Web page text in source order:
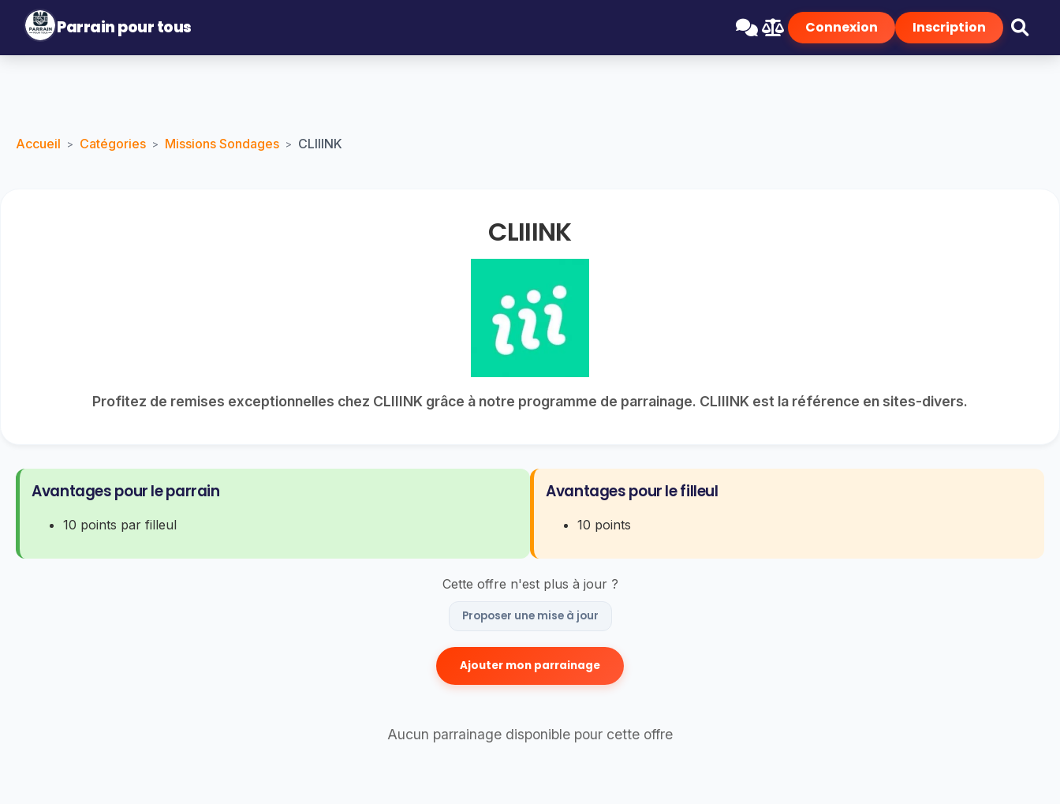
Parrain pour tous Connexion Inscription
Accueil > Catégories > Missions Sondages > CLIIINK
CLIIINK
Profitez de remises exceptionnelles chez CLIIINK grâce à notre programme de parrainage. CLIIINK est la référence en sites-divers.
Avantages pour le parrain
10 points par filleul
Avantages pour le filleul
10 points
Cette offre n'est plus à jour ?
Proposer une mise à jour
Ajouter mon parrainage
Aucun parrainage disponible pour cette offre